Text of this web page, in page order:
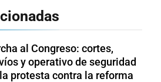
al Congreso: cortes,
y operativo de seguridad
protesta contra la reforma